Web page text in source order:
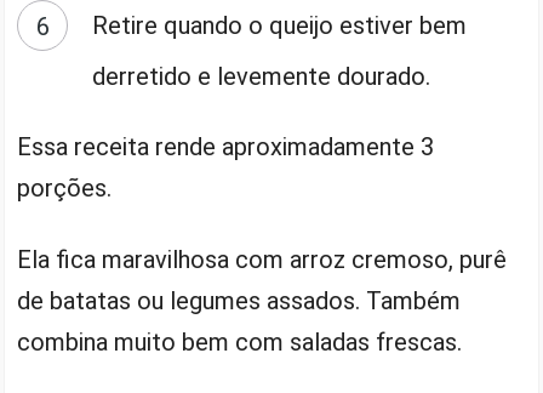
Retire quando o queijo estiver bem
derretido e levemente dourado.
Essa receita rende aproximadamente 3
porções.
Ela fica maravilhosa com arroz cremoso, purê
de batatas ou legumes assados. Também
combina muito bem com saladas frescas.